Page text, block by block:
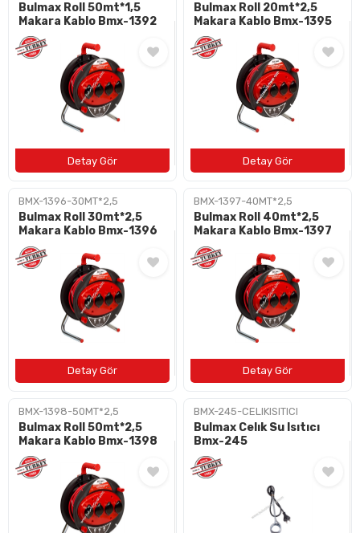
Bulmax Roll 50mt*1,5
Makara Kablo Bmx-1392
Bulmax Roll 20mt*2,5
Makara Kablo Bmx-1395
BMX-1396-30MT*2,5
Bulmax Roll 30mt*2,5
Makara Kablo Bmx-1396
BMX-1397-40MT*2,5
Bulmax Roll 40mt*2,5
Makara Kablo Bmx-1397
BMX-1398-50MT*2,5
Bulmax Roll 50mt*2,5
Makara Kablo Bmx-1398
BMX-245-CELIKISITICI
Bulmax Celık Su Isıtıcı
Bmx-245